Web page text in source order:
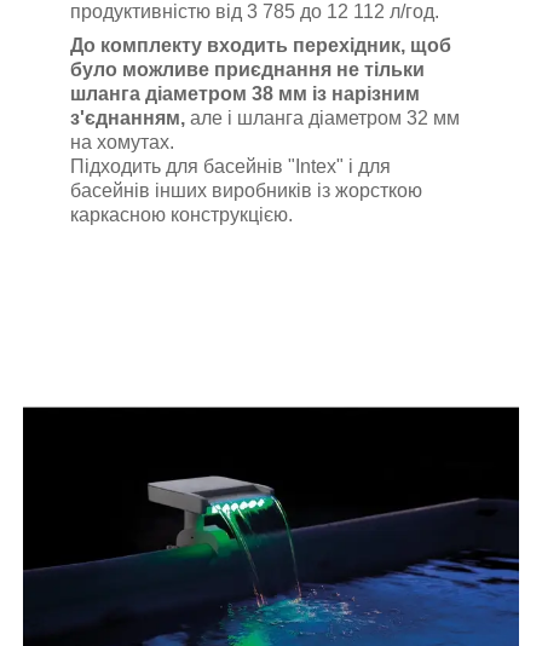
продуктивністю від 3 785 до 12 112 л/год.
До комплекту входить перехідник, щоб
було можливе приєднання не тільки
шланга діаметром 38 мм із нарізним
з'єднанням, але і шланга діаметром 32 мм
на хомутах.
Підходить для басейнів "Intex" і для
басейнів інших виробників із жорсткою
каркасною конструкцією.